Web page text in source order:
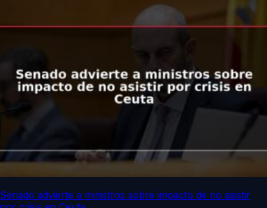
Senado advierte a ministros sobre impacto de no asistir